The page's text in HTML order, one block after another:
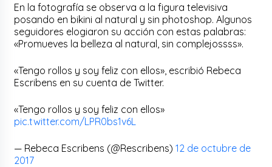
En la fotografía se observa a la figura televisiva
posando en bikini al natural y sin photoshop. Algunos
seguidores elogiaron su acción con estas palabras:
«Promueves la belleza al natural, sin complejossss».
«Tengo rollos y soy feliz con ellos», escribió Rebeca
Escribens en su cuenta de Twitter.
«Tengo rollos y soy feliz con ellos»
pic.twitter.com/LPR0bs1v6L
— Rebeca Escribens (@Rescribens)12 de octubre de
2017